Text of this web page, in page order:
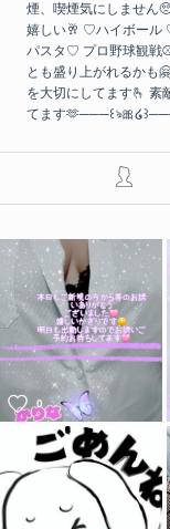
煙、喫煙気にしません
嬉しい🥂 ♡ハイボー
パスタ♡ プロ野球観戦
とも盛り上がれるかも
を大切にしてます🫰 素
てます🫶 ​───꒰ঌ🎀໒
0